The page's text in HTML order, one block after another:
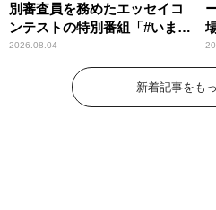
別審査員を務めたエッセイコ
ンテストの特別番組「#いまあ
なたに伝えたいこと」
2026.08.04
新着記事をも